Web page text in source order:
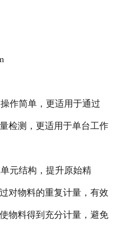
作简单，更适用于通过
检测，更适用于单台工作
元结构，提升原始精
对物料的重复计量，有效
物料得到充分计量，避免